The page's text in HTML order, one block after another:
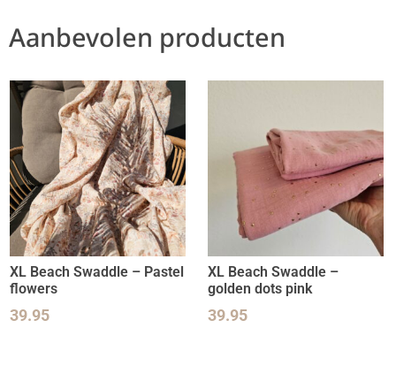
Aanbevolen producten
XL Beach Swaddle – Pastel
flowers
39.95
XL Beach Swaddle –
golden dots pink
39.95